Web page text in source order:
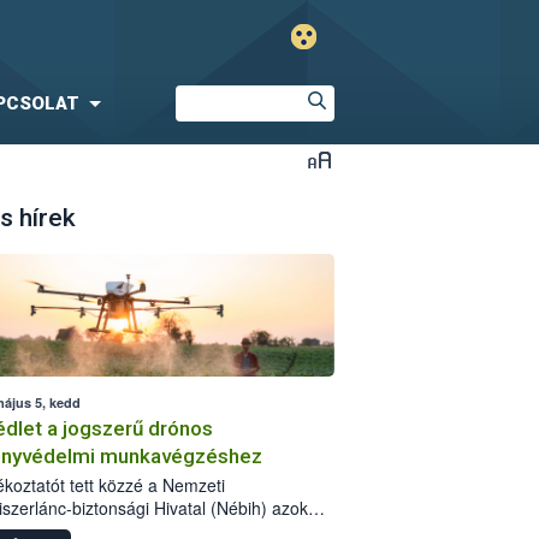
hírek
5, kedd
a jogszerű drónos
munkavégzéshez
tett közzé a Nemzeti
biztonsági Hivatal (Nébih) azok
akik drónnal szeretnének